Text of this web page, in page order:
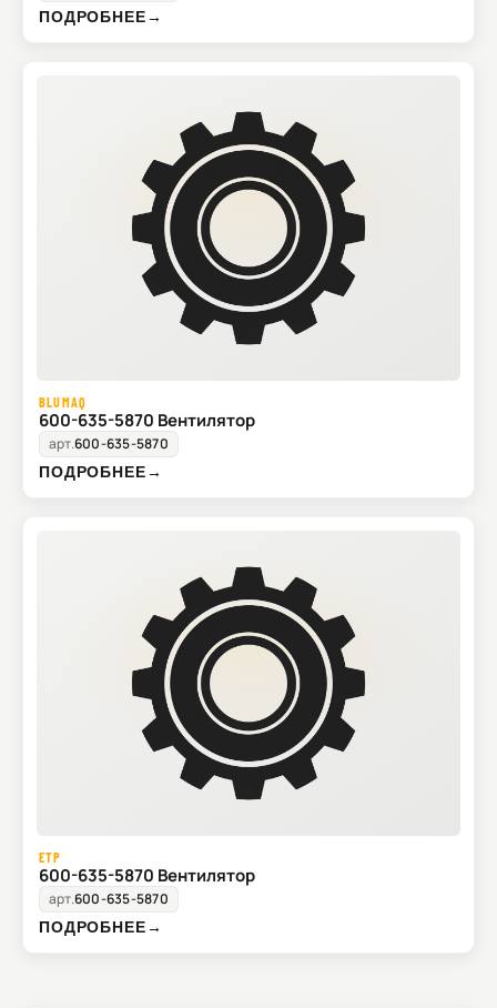
ПОДРОБНЕЕ→
BLUMAQ
600-635-5870 Вентилятор
арт.600-635-5870
ПОДРОБНЕЕ→
ETP
600-635-5870 Вентилятор
арт.600-635-5870
ПОДРОБНЕЕ→